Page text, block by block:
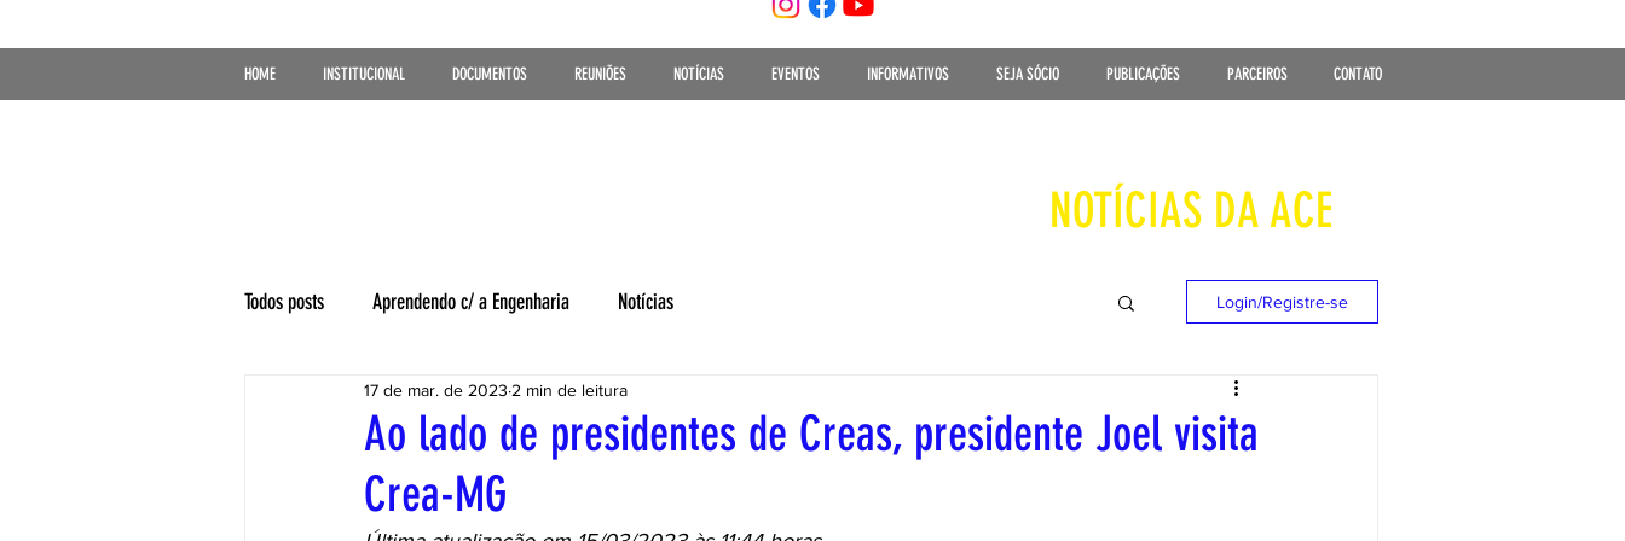
HOME INSTITUCIONAL DOCUMENTOS REUNIÕES NOTÍCIAS EVENTOS INFORMATIVOS SEJA SÓCIO PUBLICAÇÕES PARCEIROS CONTATO
NOTÍCIAS DA ACE
Todos posts Aprendendo c/ a Engenharia Notícias Login/Registre-se
Ao lado de presidentes de Creas, presidente Joel visita
Crea-MG
17 de mar. de 2023 2 min de leitura